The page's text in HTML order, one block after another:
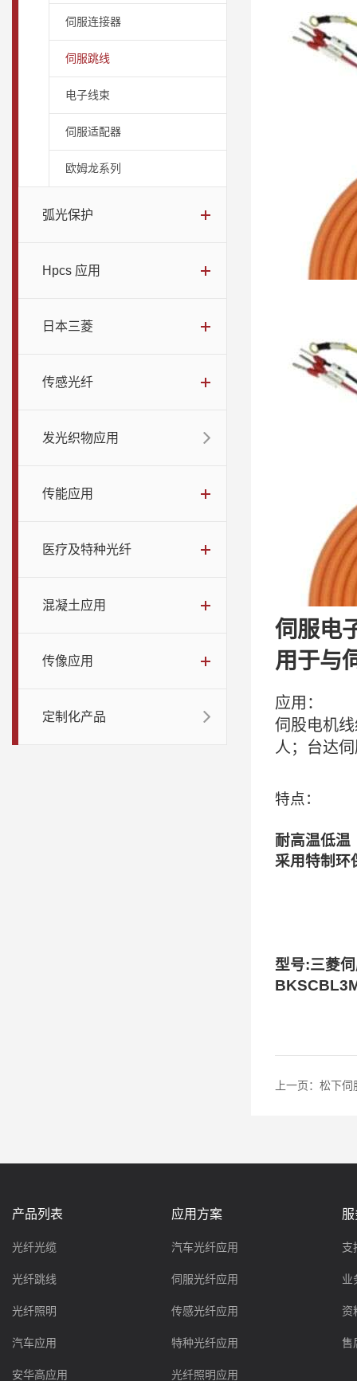
伺服连接器
伺服跳线
电子线束
伺服适配器
欧姆龙系列
弧光保护
Hpcs 应用
日本三菱
传感光纤
发光织物应用
传能应用
医疗及特种光纤
混凝土应用
传像应用
定制化产品
伺服电
用于与
应用：
伺股电机
人；台达
特点：
耐高温低温
采用特制环
型号:三菱
上一页： 松下伺
产品列表
光纤光缆
光纤跳线
光纤照明
汽车应用
安华高应用
应用方案
汽车光纤应用
伺服光纤应用
传感光纤应用
特种光纤应用
光纤照明应用
支
业
资
售